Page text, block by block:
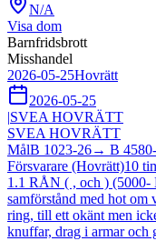
N/A
Visa dom
Barnfridsbrott
Misshandel
2026-05-25Hovrätt
2026-05-25
|SVEA HOVRÄTT
SVEA HOVRÄTT
MålB 1023-26→ B
Försvarare (Hovrätt)10
1.1 RÅN ( , och ) (5000-
samförstånd med hot om
ring, till ett okänt men
knuffar, drag i armar och